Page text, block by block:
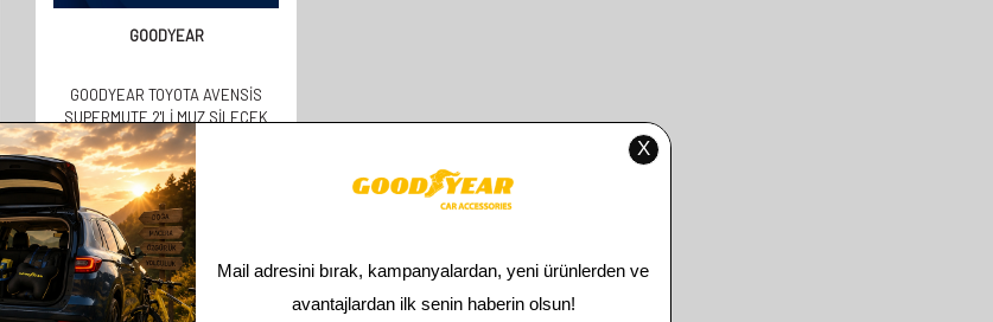
GOODYEAR
GOODYEAR TOYOTA AVENSIS
SUPERMUTE 2'LI MUZ SILECEK
TAKIMI 1998-2003 SEDAN
(530MM+450MM)
610,00TL
305,00TL
ürün bulunmaktadır.